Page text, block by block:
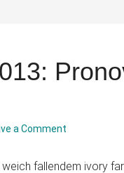
a Comment
fallendem ivory